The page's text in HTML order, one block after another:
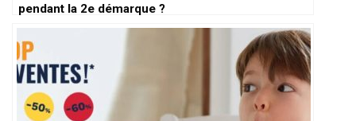
pendant la 2e démarque ?